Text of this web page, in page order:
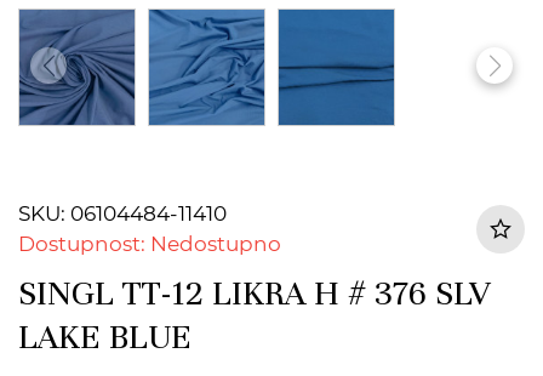
SKU: 06104484-11410
Dostupnost: Nedostupno
SINGL TT-12 LIKRA H # 376 SLV
LAKE BLUE